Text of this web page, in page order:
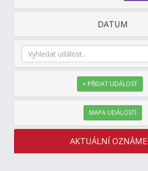
DATUM
+ PŘIDAT UDÁLOST
MAPA UDÁLOSTÍ
AKTUÁLNÍ